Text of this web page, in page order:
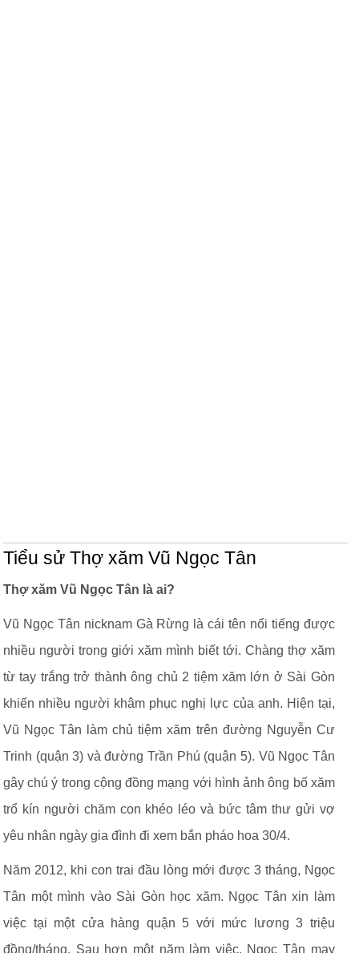
Tiểu sử Thợ xăm Vũ Ngọc Tân
Thợ xăm Vũ Ngọc Tân là ai?
Vũ Ngọc Tân nicknam Gà Rừng là cái tên nổi tiếng được
nhiều người trong giới xăm mình biết tới. Chàng thợ xăm
từ tay trắng trở thành ông chủ 2 tiệm xăm lớn ở Sài Gòn
khiến nhiều người khâm phục nghị lực của anh. Hiện tại,
Vũ Ngọc Tân làm chủ tiệm xăm trên đường Nguyễn Cư
Trinh (quận 3) và đường Trần Phú (quận 5). Vũ Ngọc Tân
gây chú ý trong cộng đồng mạng với hình ảnh ông bố xăm
trổ kín người chăm con khéo léo và bức tâm thư gửi vợ
yêu nhân ngày gia đình đi xem bắn pháo hoa 30/4.
Năm 2012, khi con trai đầu lòng mới được 3 tháng, Ngọc
Tân một mình vào Sài Gòn học xăm. Ngọc Tân xin làm
việc tại một cửa hàng quận 5 với mức lương 3 triệu
đồng/tháng. Sau hơn một năm làm việc, Ngọc Tân may